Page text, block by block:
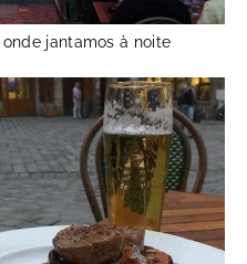
onde jantamos à noite